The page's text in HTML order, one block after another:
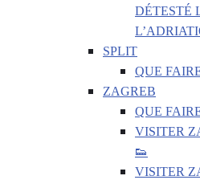
DÉTESTÉ
SPLIT
QUE
ZAGREB
QUE
VISITER
👟
VISITER